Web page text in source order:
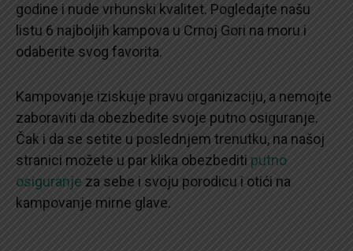
godine i nude vrhunski kvalitet. Pogledajte našu
listu 6 najboljih kampova u Crnoj Gori na moru i
odaberite svog favorita.
Kampovanje iziskuje pravu organizaciju, a nemojte
zaboraviti da obezbedite svoje putno osiguranje.
Čak i da se setite u poslednjem trenutku, na našoj
stranici možete u par klika obezbediti putno
osiguranje za sebe i svoju porodicu i otići na
kampovanje mirne glave.